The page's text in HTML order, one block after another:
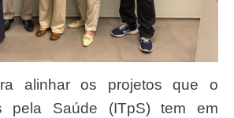
alinhar os projetos que o
pela Saúde (ITpS) tem em